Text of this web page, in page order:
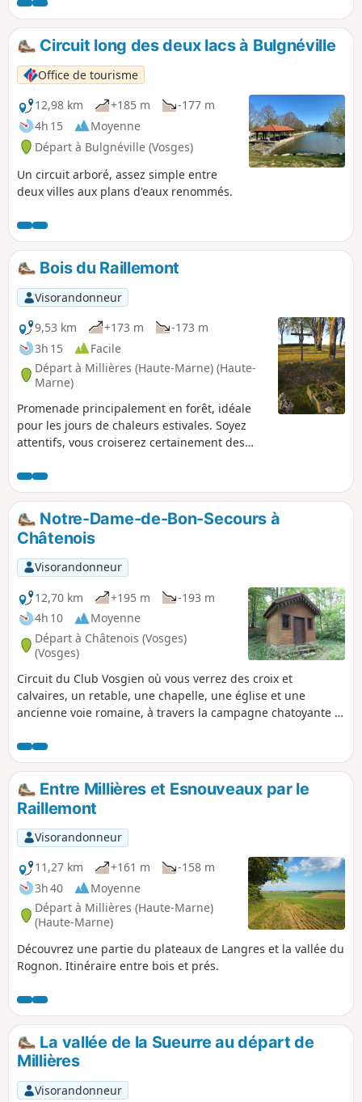
Circuit long des deux lacs à Bulgnéville
Office de tourisme
12,98 km
+185 m
-177 m
4h 15
Moyenne
Départ à Bulgnéville (Vosges)
Un circuit arboré, assez simple entre
deux villes aux plans d'eaux renommés.
Bois du Raillemont
Visorandonneur
9,53 km
+173 m
-173 m
3h 15
Facile
Départ à Millières (Haute-Marne) (Haute-
Marne)
Promenade principalement en forêt, idéale
pour les jours de chaleurs estivales. Soyez
attentifs, vous croiserez certainement des
Notre-Dame-de-Bon-Secours à
Châtenois
Visorandonneur
12,70 km
+195 m
-193 m
4h 10
Moyenne
Départ à Châtenois (Vosges)
(Vosges)
Circuit du Club Vosgien où vous verrez des croix et
calvaires, un retable, une chapelle, une église et une
ancienne voie romaine, à travers la campagne chatoyante et
Entre Millières et Esnouveaux par le
Raillemont
Visorandonneur
11,27 km
+161 m
-158 m
3h 40
Moyenne
Départ à Millières (Haute-Marne)
(Haute-Marne)
Découvrez une partie du plateaux de Langres et la vallée du
Rognon. Itinéraire entre bois et prés.
La vallée de la Sueurre au départ de
Millières
Visorandonneur